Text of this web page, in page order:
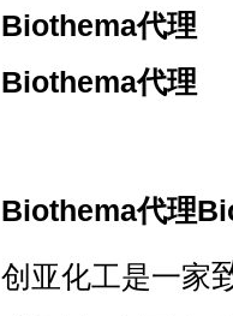
Biothema代理
Biothema代理
Biothema代理
创亚化工是一家